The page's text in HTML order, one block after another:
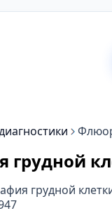
грудной
грудной